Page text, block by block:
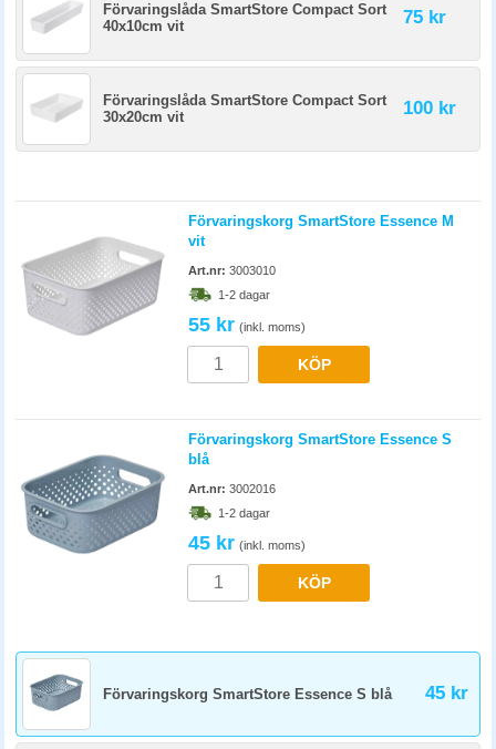
Förvaringslåda SmartStore Compact Sort
40x10cm vit
75 kr
Förvaringslåda SmartStore Compact Sort
30x20cm vit
100 kr
Förvaringskorg SmartStore Essence M
vit
Art.nr: 3003010
1-2 dagar
55 kr (inkl. moms)
KÖP
Förvaringskorg SmartStore Essence S
blå
Art.nr: 3002016
1-2 dagar
45 kr (inkl. moms)
KÖP
Förvaringskorg SmartStore Essence S blå 45 kr